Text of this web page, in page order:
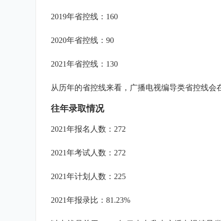
2019年省控线：160
2020年省控线：90
2021年省控线：130
从历年的省控线来看，广播电视编导类省控线会
往年录取情况
2021年报名人数：272
2021年考试人数：272
2021年计划人数：225
2021年报录比：81.23%